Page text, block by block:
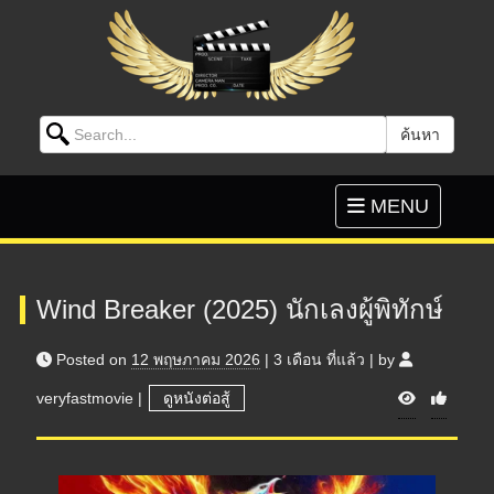
Search for: ค้นหา
Toggle
navigation
MENU
Wind Breaker (2025) นักเลงผู้พิทักษ์
Posted on 12 พฤษภาคม 2026 | 3 เดือน ที่แล้ว | by
veryfastmovie | ดูหนังต่อสู้ V
i
e